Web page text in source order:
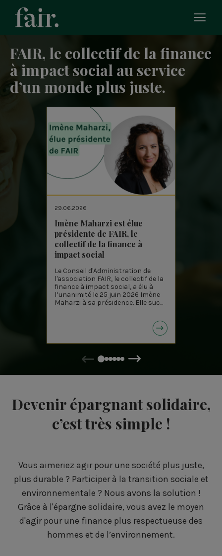
le
FAIR, le collectif de la finance
à impact social au service
d’un monde plus juste.
29.06.2026
Imène Maharzi est élue
présidente de FAIR, le
collectif de la finance à
impact social
Le Conseil d'Administration de
l'association FAIR, le collectif de la
finance à impact social, a élu à
l’unanimité le 25 juin 2026 Imène
Maharzi à sa présidence. Elle suc...
Précédent Suivant
Devenir épargnant solidaire,
c’est très simple !
Vous aimeriez agir pour une société plus juste,
plus durable ? Participer à la transition sociale et
environnementale ? Nous avons la solution !
Grâce à l'épargne solidaire, vous avez le moyen
d'agir pour une finance plus respectueuse des
hommes et de l’environnement.